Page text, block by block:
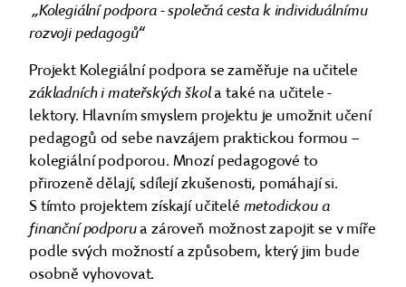
„Kolegiální podpora - společná cesta k individuálnímu
rozvoji pedagogů“
Projekt Kolegiální podpora se zaměřuje na učitele
základních i mateřských škola také na učitele -
lektory. Hlavním smyslem projektu je umožnit učení
pedagogů od sebe navzájem praktickou formou –
kolegiální podporou. Mnozí pedagogové to
přirozeně dělají, sdílejí zkušenosti, pomáhají si.
S tímto projektem získají učitelé metodickou a
finanční podporua zároveň možnost zapojit se v míře
podle svých možností a způsobem, který jim bude
osobně vyhovovat.